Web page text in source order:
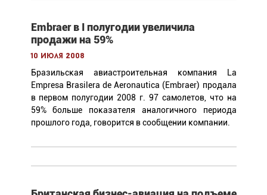
Embraer в I полугодии увеличила
продажи на 59%
10 июля 2008
Бразильская авиастроительная компания La
Empresa Brasilera de Aeronautica (Embraer) продала
в первом полугодии 2008 г. 97 самолетов, что на
59% больше показателя аналогичного периода
прошлого года, говорится в сообщении компании.